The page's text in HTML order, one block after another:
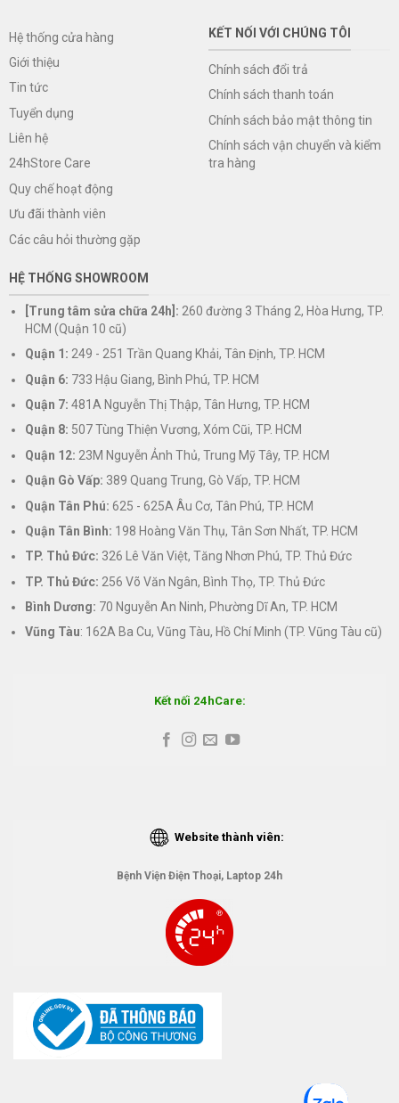
Hệ thống cửa hàng
Giới thiệu
Tin tức
Tuyển dụng
Liên hệ
24hStore Care
Quy chế hoạt động
Ưu đãi thành viên
Các câu hỏi thường gặp
KẾT NỐI VỚI CHÚNG TÔI
Chính sách đổi trả
Chính sách thanh toán
Chính sách bảo mật thông tin
Chính sách vận chuyển và kiểm
tra hàng
HỆ THỐNG SHOWROOM
[Trung tâm sửa chữa 24h]: 260 đường 3 Tháng 2, Hòa Hưng, TP.
HCM (Quận 10 cũ)
Quận 1: 249 - 251 Trần Quang Khải, Tân Định, TP. HCM
Quận 6: 733 Hậu Giang, Bình Phú, TP. HCM
Quận 7: 481A Nguyễn Thị Thập, Tân Hưng, TP. HCM
Quận 8: 507 Tùng Thiện Vương, Xóm Cũi, TP. HCM
Quận 12: 23M Nguyễn Ảnh Thủ, Trung Mỹ Tây, TP. HCM
Quận Gò Vấp: 389 Quang Trung, Gò Vấp, TP. HCM
Quận Tân Phú: 625 - 625A Âu Cơ, Tân Phú, TP. HCM
Quận Tân Bình: 198 Hoàng Văn Thụ, Tân Sơn Nhất, TP. HCM
TP. Thủ Đức: 326 Lê Văn Việt, Tăng Nhơn Phú, TP. Thủ Đức
TP. Thủ Đức: 256 Võ Văn Ngân, Bình Thọ, TP. Thủ Đức
Bình Dương: 70 Nguyễn An Ninh, Phường Dĩ An, TP. HCM
Vũng Tàu: 162A Ba Cu, Vũng Tàu, Hồ Chí Minh (TP. Vũng Tàu cũ)
Kết nối 24hCare:
Website thành viên:
Bệnh Viện Điện Thoại, Laptop 24h